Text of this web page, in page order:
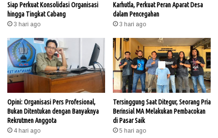
Siap Perkuat Konsolidasi Organisasi
hingga Tingkat Cabang
3 hari ago
Karhutla, Perkuat Peran Aparat Desa
dalam Pencegahan
3 hari ago
Opini: Organisasi Pers Profesional,
Bukan Ditentukan dengan Banyaknya
Rekrutmen Anggota
4 hari ago
Tersinggung Saat Ditegur, Seorang Pria
Berinsial MA Melakukan Pembacokan
di Pasar Saik
5 hari ago